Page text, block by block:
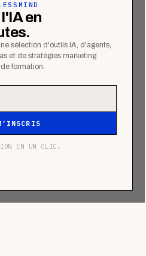
en
sélection d'outils IA, d'agents,
et de stratégies marketing
formation.
EN UN CLIC.